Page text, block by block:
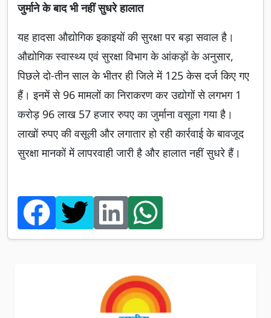
जुर्माने के बाद भी नहीं सुधरे हालात
यह हादसा औद्योगिक इकाइयों की सुरक्षा पर बड़ा सवाल है।
औद्योगिक स्वास्थ्य एवं सुरक्षा विभाग के आंकड़ों के अनुसार,
पिछले दो-तीन साल के भीतर ही जिले में 125 केस दर्ज किए गए
हैं। इनमें से 96 मामलों का निराकरण कर उद्योगों से लगभग 1
करोड़ 96 लाख 57 हजार रुपए का जुर्माना वसूला गया है।
लाखों रुपए की वसूली और लगातार हो रही कार्रवाई के बावजूद
सुरक्षा मानकों में लापरवाही जारी है और हालात नहीं सुधरे हैं।